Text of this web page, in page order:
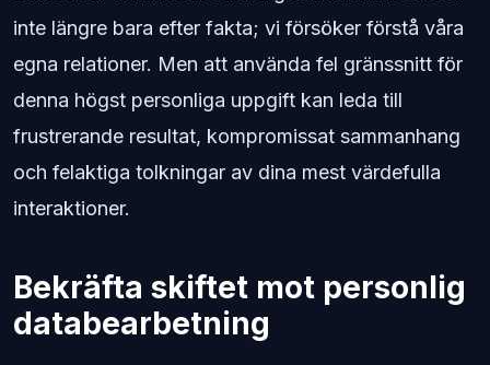
inte längre bara efter fakta; vi försöker förstå våra
egna relationer. Men att använda fel gränssnitt för
denna högst personliga uppgift kan leda till
frustrerande resultat, kompromissat sammanhang
och felaktiga tolkningar av dina mest värdefulla
interaktioner.
Bekräfta skiftet mot personlig
databearbetning